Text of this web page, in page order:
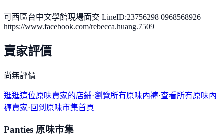
可西區台中文學館現場面交 LineID:23756298 0968568926
https://www.facebook.com/rebecca.huang.7509
賣家評價
尚無評價
逛逛這位原味賣家的店鋪·瀏覽所有原味內褲·查看所有原味內
褲賣家·回到原味市集首頁
Panties 原味市集